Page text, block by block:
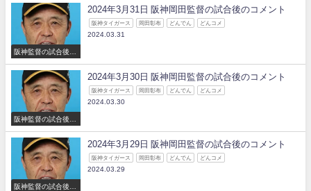
阪神監督の試合後の
コメント
2024年3月31日 阪神岡田監督の試合後のコメント
阪神タイガース 岡田彰布 どんでん どんコメ
2024.03.31
阪神監督の試合後の
コメント
2024年3月30日 阪神岡田監督の試合後のコメント
阪神タイガース 岡田彰布 どんでん どんコメ
2024.03.30
阪神監督の試合後の
2024年3月29日 阪神岡田監督の試合後のコメント
阪神タイガース 岡田彰布 どんでん どんコメ
2024.03.29